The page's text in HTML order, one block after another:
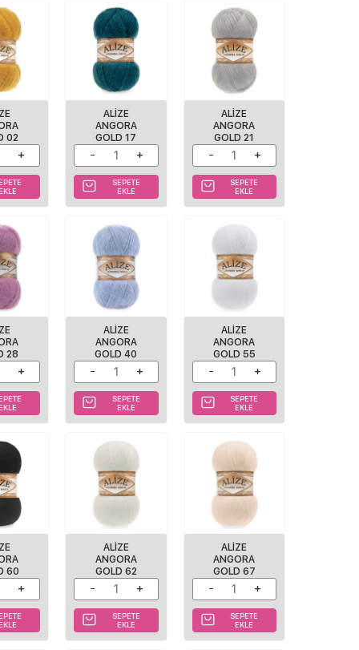
02
EKLE
ALIZE
ANGORA
GOLD 17
SEPETE
EKLE
ALIZE
ANGORA
GOLD 21
SEPETE
EKLE
28
EKLE
ALIZE
ANGORA
GOLD 40
SEPETE
EKLE
ALIZE
ANGORA
GOLD 55
SEPETE
EKLE
60
EKLE
ALIZE
ANGORA
GOLD 62
SEPETE
EKLE
ALIZE
ANGORA
GOLD 67
SEPETE
EKLE